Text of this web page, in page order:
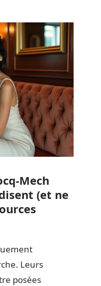
Mech
(et ne
Leurs
posées